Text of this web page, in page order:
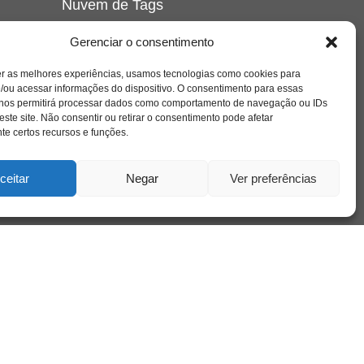
Gerenciar o consentimento
as melhores experiências, usamos tecnologias como cookies para
ou acessar informações do dispositivo. O consentimento para essas
permitirá processar dados como comportamento de navegação ou IDs
site. Não consentir ou retirar o consentimento pode afetar
certos recursos e funções.
Negar Ver preferências
Nuvem de Tags
crianca cuidado cultura depressao
educação família filme
freud infância insight jung liberdade livro
loucura luto maternidade
psicologia relato